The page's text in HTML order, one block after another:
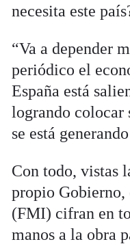
necesita este
“Va a depender
periódico el
España está
logrando colocar
se está
Con todo, vistas
propio Gobierno,
(FMI) cifran en
manos a la obra